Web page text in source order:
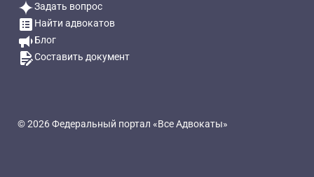
Задать вопрос
Найти адвокатов
Блог
Составить документ
© 2026 Федеральный портал «Все Адвокаты»